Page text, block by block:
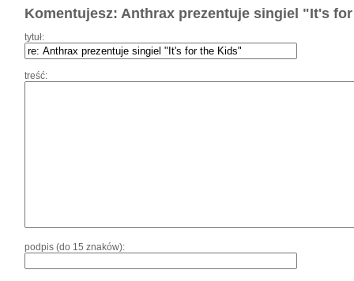
Komentujesz: Anthrax prezentuje singiel "It's
tytuł:
treść:
podpis (do 15 znaków):